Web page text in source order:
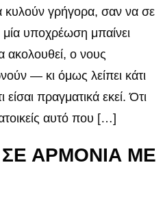
γρήγορα, σαν να σε
υποχρέωση μπαίνει
ο νους
— κι όμως λείπει κάτι
πραγματικά εκεί. Ότι
αυτό που […]
ΑΡΜΟΝΙΑ ΜΕ